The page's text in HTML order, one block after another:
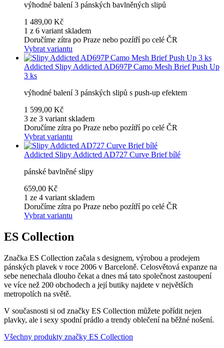
výhodné balení 3 pánských bavlněných slipů
1 489,00 Kč
1 z 6 variant skladem
Doručíme zítra po Praze nebo pozítří po celé ČR
Vybrat variantu
Addicted Slipy Addicted AD697P Camo Mesh Brief Push Up
3 ks
výhodné balení 3 pánských slipů s push-up efektem
1 599,00 Kč
3 ze 3 variant skladem
Doručíme zítra po Praze nebo pozítří po celé ČR
Vybrat variantu
Addicted Slipy Addicted AD727 Curve Brief bílé
pánské bavlněné slipy
659,00 Kč
1 ze 4 variant skladem
Doručíme zítra po Praze nebo pozítří po celé ČR
Vybrat variantu
ES Collection
Značka ES Collection začala s designem, výrobou a prodejem
pánských plavek v roce 2006 v Barceloně. Celosvětová expanze na
sebe nenechala dlouho čekat a dnes má tato společnost zastoupení
ve více než 200 obchodech a její butiky najdete v největších
metropolích na světě.
V současnosti si od značky ES Collection můžete pořídit nejen
plavky, ale i sexy spodní prádlo a trendy oblečení na běžné nošení.
Všechny produkty značky ES Collection